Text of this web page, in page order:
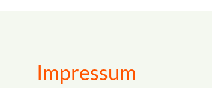
Impressum